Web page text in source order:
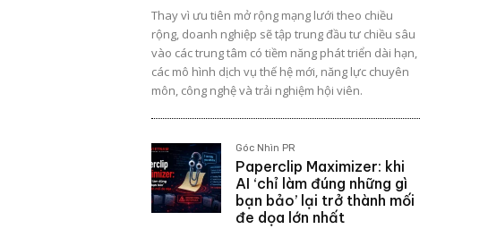
Thay vì ưu tiên mở rộng mạng lưới theo chiều
rộng, doanh nghiệp sẽ tập trung đầu tư chiều sâu
vào các trung tâm có tiềm năng phát triển dài hạn,
các mô hình dịch vụ thế hệ mới, năng lực chuyên
môn, công nghệ và trải nghiệm hội viên.
Góc Nhìn PR
Paperclip Maximizer: khi
AI ‘chỉ làm đúng những gì
bạn bảo’ lại trở thành mối
đe dọa lớn nhất